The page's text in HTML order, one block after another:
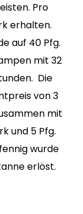
Pro
erhalten.
auf 40 Pfg.
mit 32
Die
von 3
mit
und 5 Pfg.
wurde
erlöst.